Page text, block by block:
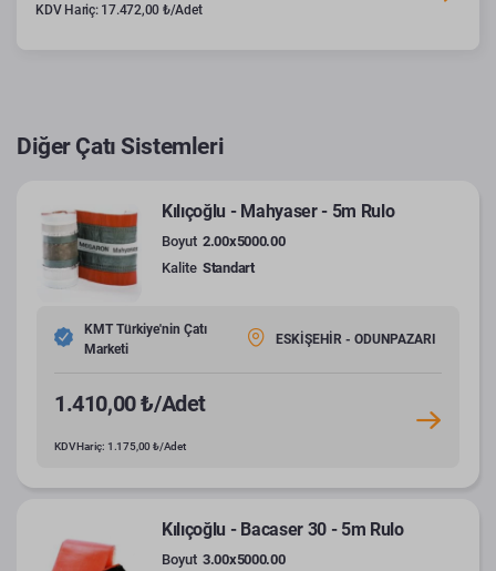
KDV Hariç: 17.472,00 ₺/Adet
Diğer Çatı Sistemleri
Kılıçoğlu - Mahyaser - 5m Rulo
Boyut 2.00x5000.00
Kalite Standart
KMT Türkiye'nin Çatı
Marketi
ESKİŞEHİR - ODUNPAZARI
1.410,00 ₺/Adet
KDV Hariç: 1.175,00 ₺/Adet
Kılıçoğlu - Bacaser 30 - 5m Rulo
Boyut 3.00x5000.00